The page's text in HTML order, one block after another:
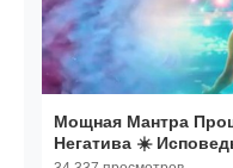
Мощная Мантра
Негатива ☀️